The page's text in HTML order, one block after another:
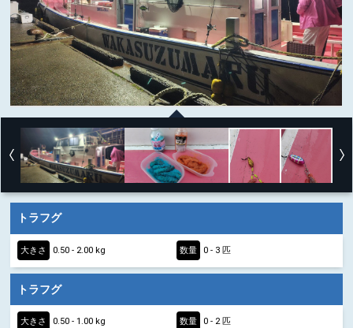
トラフグ
大きさ 0.50 - 2.00 kg 数量 0 - 3 匹
トラフグ
大きさ 0.50 - 1.00 kg 数量 0 - 2 匹